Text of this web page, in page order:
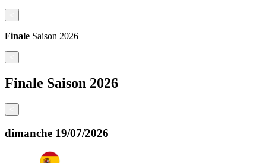
Finale Saison 2026
Finale Saison 2026
dimanche 19/07/2026